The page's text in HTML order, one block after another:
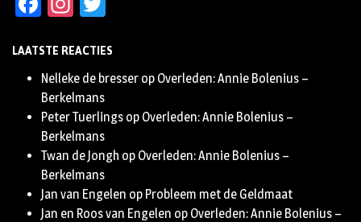
LAATSTE REACTIES
Nelleke de bresser op Overleden: Annie Bolenius –
Berkelmans
Peter Tuerlings op Overleden: Annie Bolenius –
Berkelmans
Twan de Jongh op Overleden: Annie Bolenius –
Berkelmans
Jan van Engelen op Probleem met de Geldmaat
Jan en Roos van Engelen op Overleden: Annie Bolenius –